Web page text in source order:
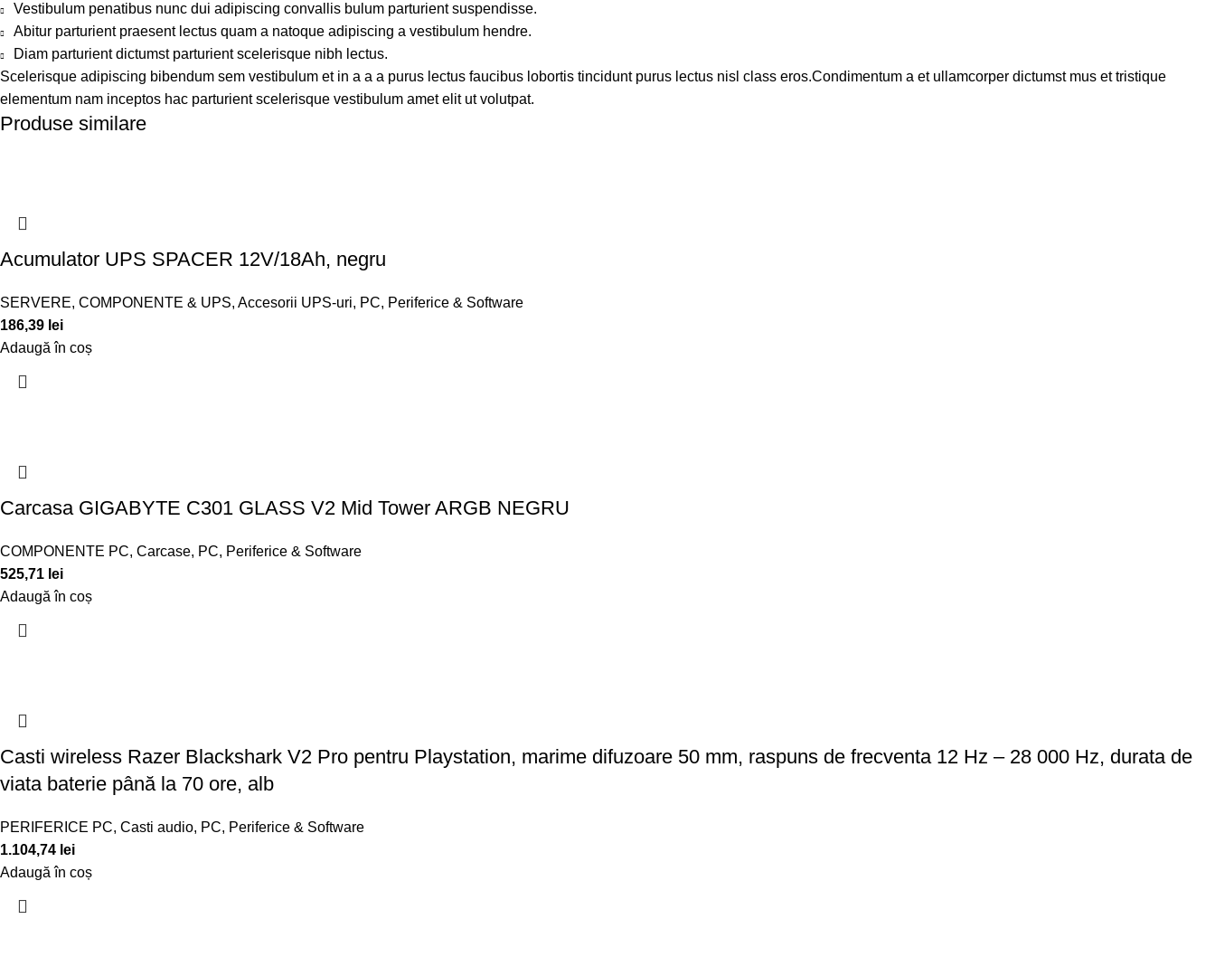
Vestibulum penatibus nunc dui adipiscing convallis bulum parturient suspendisse.
Abitur parturient praesent lectus quam a natoque adipiscing a vestibulum hendre.
Diam parturient dictumst parturient scelerisque nibh lectus.
Scelerisque adipiscing bibendum sem vestibulum et in a a a purus lectus faucibus lobortis tincidunt purus lectus nisl class eros.Condimentum a et ullamcorper dictumst mus et tristique
elementum nam inceptos hac parturient scelerisque vestibulum amet elit ut volutpat.
Produse similare
Acumulator UPS SPACER 12V/18Ah, negru
SERVERE, COMPONENTE & UPS, Accesorii UPS-uri, PC, Periferice & Software
186,39 lei
Adaugă în coș
Carcasa GIGABYTE C301 GLASS V2 Mid Tower ARGB NEGRU
COMPONENTE PC, Carcase, PC, Periferice & Software
525,71 lei
Adaugă în coș
Casti wireless Razer Blackshark V2 Pro pentru Playstation, marime difuzoare 50 mm, raspuns de frecventa 12 Hz – 28 000 Hz, durata de
viata baterie până la 70 ore, alb
PERIFERICE PC, Casti audio, PC, Periferice & Software
1.104,74 lei
Adaugă în coș